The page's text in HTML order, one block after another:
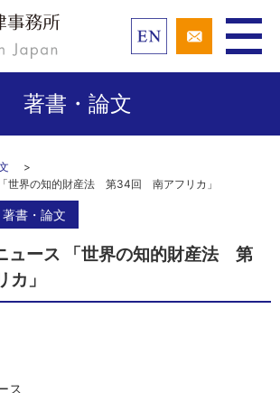
著書・論文
世界の知的財産法 第34回 南アフリカ」
著書・論文
ース 「世界の知的財産法 第
」
ス